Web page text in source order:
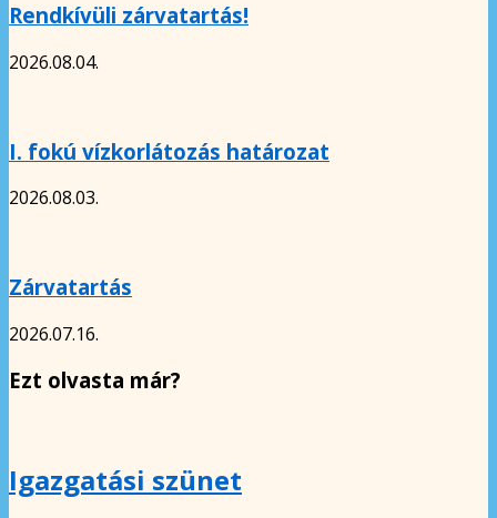
Rendkívüli zárvatartás!
2026.08.04.
I. fokú vízkorlátozás határozat
2026.08.03.
Zárvatartás
2026.07.16.
Ezt olvasta már?
Igazgatási szünet